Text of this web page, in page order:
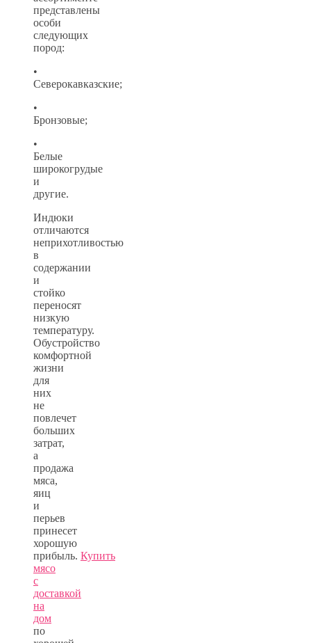
представлены
особи
следующих
пород:
•
Северокавказские;
•
Бронзовые;
•
Белые
широкогрудые
и
другие.
Индюки
отличаются
неприхотливостью
в
содержании
и
стойко
переносят
низкую
температуру.
Обустройство
комфортной
жизни
для
них
не
повлечет
больших
затрат,
а
продажа
мяса,
яиц
и
перьев
принесет
хорошую
прибыль. Купить
мясо
с
доставкой
на
дом
по